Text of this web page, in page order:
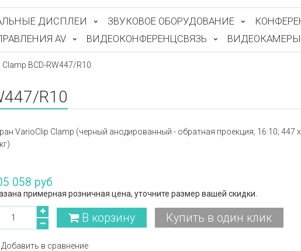
ДИСПЛЕИ ЗВУКОВОЕ ОБОРУДОВАНИЕ
AV ВИДЕОКОНФЕРЕНЦСВЯЗЬ ВИДЕОКАМЕРЫ
BCD-RW447/R10
R10
VarioClip Clamp (черный анодированный - обратная проекция; 16:10; 447 x
058 руб
примерная розничная цена, уточните размер вашей скидки.
В корзину Купить в один клик
Добавить в сравнение